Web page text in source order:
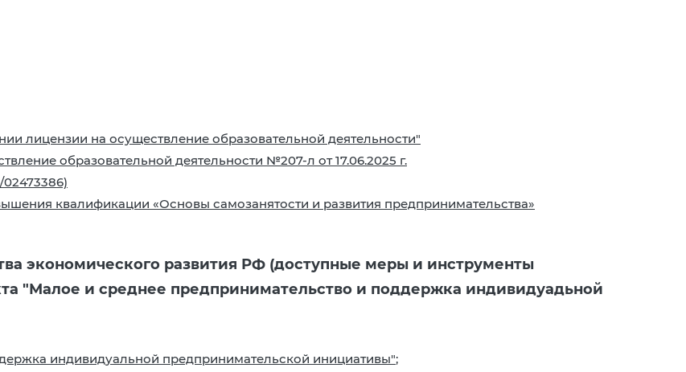
лицензии на осуществление образовательной деятельности"
образовательной деятельности №207-л от 17.06.2025 г.
квалификации «Основы самозанятости и развития предпринимательства»
экономического развития РФ (доступные меры и инструменты
"Малое и среднее предпринимательство и поддержка индивидуадьной
индивидуальной предпринимательской инициативы";